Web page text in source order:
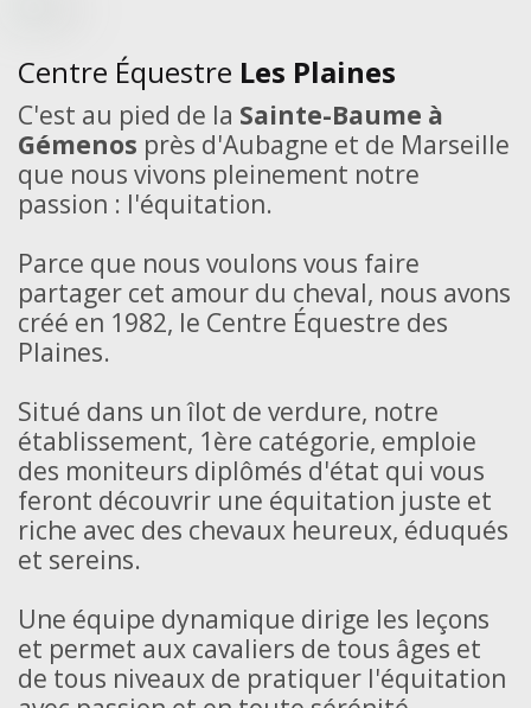
Centre Équestre Les Plaines
C'est au pied de la Sainte-Baume à
Gémenos près d'Aubagne et de Marseille
que nous vivons pleinement notre
passion : l'équitation.
Parce que nous voulons vous faire
partager cet amour du cheval, nous avons
créé en 1982, le Centre Équestre des
Plaines.
Situé dans un îlot de verdure, notre
établissement, 1ère catégorie, emploie
des moniteurs diplômés d'état qui vous
feront découvrir une équitation juste et
riche avec des chevaux heureux, éduqués
et sereins.
Une équipe dynamique dirige les leçons
et permet aux cavaliers de tous âges et
de tous niveaux de pratiquer l'équitation